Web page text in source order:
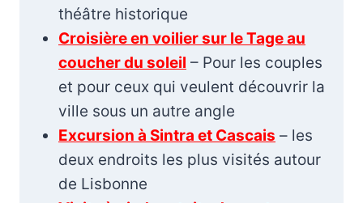
théâtre historique
Croisière en voilier sur le Tage au
coucher du soleil – Pour les couples
et pour ceux qui veulent découvrir la
ville sous un autre angle
Excursion à Sintra et Cascais – les
deux endroits les plus visités autour
de Lisbonne